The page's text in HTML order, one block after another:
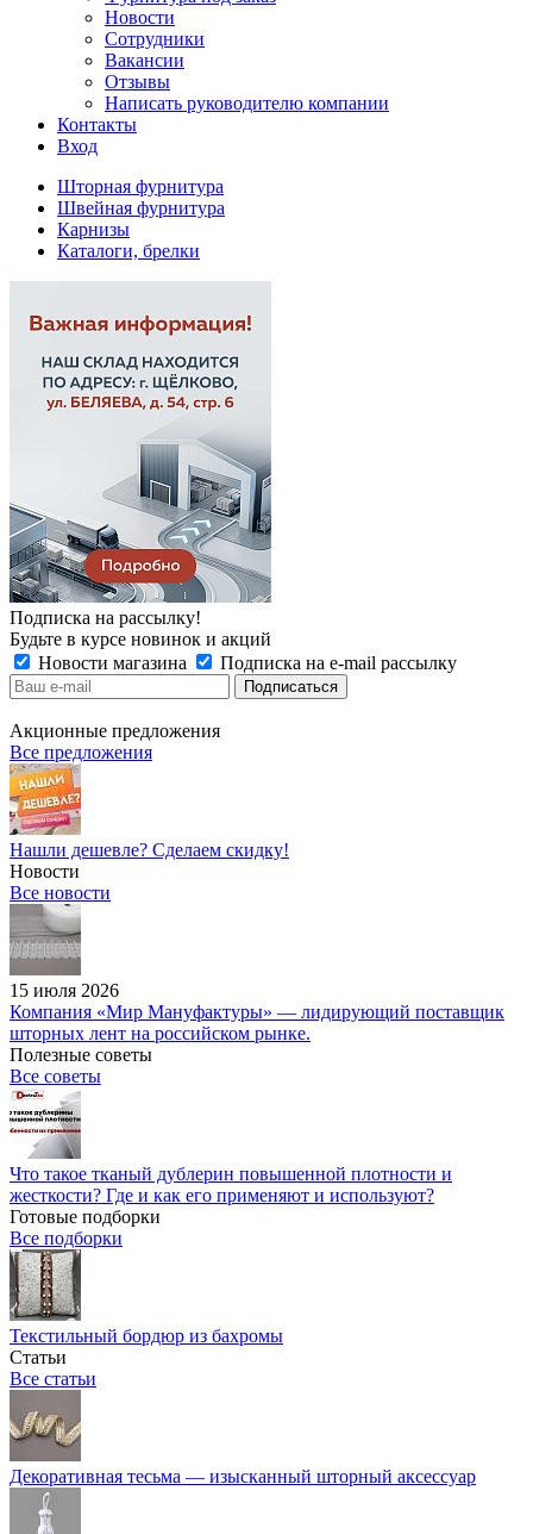
Новости
Сотрудники
Вакансии
Отзывы
Написать руководителю компании
Контакты
Вход
Шторная фурнитура
Швейная фурнитура
Карнизы
Каталоги, брелки
Подписка на рассылку!
Будьте в курсе новинок и акций
Новости магазина
Подписка на e-mail рассылку
Акционные предложения
Все предложения
Нашли дешевле? Сделаем скидку!
Новости
Все новости
15 июля 2026
Компания «Мир Мануфактуры» — лидирующий поставщик
шторных лент на российском рынке.
Полезные советы
Все советы
Что такое тканый дублерин повышенной плотности и
жесткости? Где и как его применяют и используют?
Готовые подборки
Все подборки
Текстильный бордюр из бахромы
Статьи
Все статьи
Декоративная тесьма — изысканный шторный аксессуар